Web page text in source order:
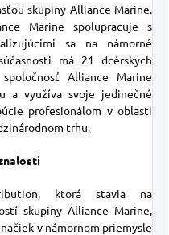
skupiny Alliance Marine.
Marine spolupracuje s
sa na námorné
má 21 dcérskych
Alliance Marine
a využíva svoje jedinečné
profesionálom v oblasti
trhu.
ktorá stavia na
skupiny Alliance Marine,
v námornom priemysle